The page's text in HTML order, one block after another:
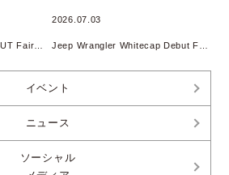
2026.07.03
イベント
ニュース
ソーシャル